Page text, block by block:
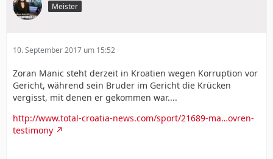
Meister
10. September 2017 um 15:52
Zoran Manic steht derzeit in Kroatien wegen Korruption vor
Gericht, während sein Bruder im Gericht die Krücken
vergisst, mit denen er gekommen war....
http://www.total-croatia-news.com/sport/21689-ma…ovren-
testimony